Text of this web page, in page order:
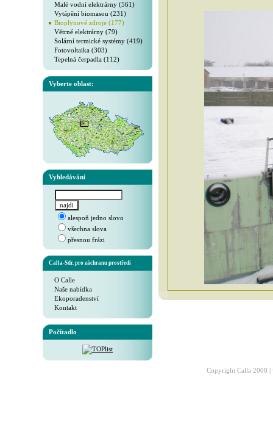
Malé vodní elektrárny (561)
Vytápění biomasou (231)
Bioplynové zdroje (177)
Větrné elektrárny (79)
Solární termické systémy (419)
Fotovoltaika (303)
Tepelná čerpadla (112)
Vyberte oblast:
Vyhledávání
alespoň jedno slovo
všechna slova
přesnou frázi
Calla-Sdr. pro záchranu prostředí
O Calle
Naše nabídka
Ekoporadenství
Kontakt
Počítadlo
Copyright Calla 2008 |